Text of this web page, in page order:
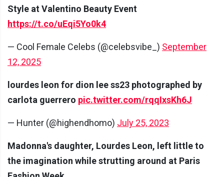
Style at Valentino Beauty Event
https://t.co/uEqi5Yo0k4
— Cool Female Celebs (@celebsvibe_) September
12, 2025
lourdes leon for dion lee ss23 photographed by
carlota guerrero pic.twitter.com/rqqIxsKh6J
— Hunter (@highendhomo) July 25, 2023
Madonna's daughter, Lourdes Leon, left little to
the imagination while strutting around at Paris